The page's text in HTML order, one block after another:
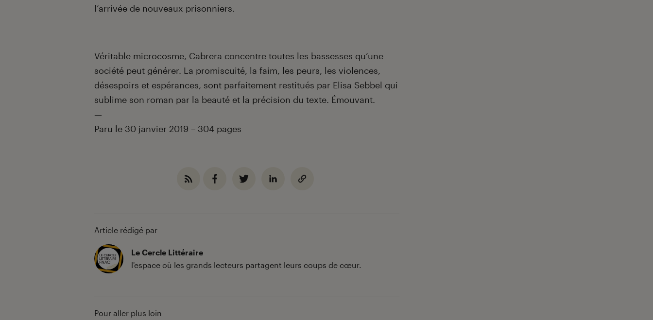
l’arrivée de nouveaux prisonniers.
Véritable microcosme, Cabrera concentre toutes les bassesses qu’une
société peut générer. La promiscuité, la faim, les peurs, les violences,
désespoirs et espérances, sont parfaitement restitués par Elisa Sebbel qui
sublime son roman par la beauté et la précision du texte. Émouvant.
—
Paru le 30 janvier 2019 – 304 pages
Article rédigé par
Le Cercle Littéraire
l'espace où les grands lecteurs partagent leurs coups de cœur.
Pour aller plus loin